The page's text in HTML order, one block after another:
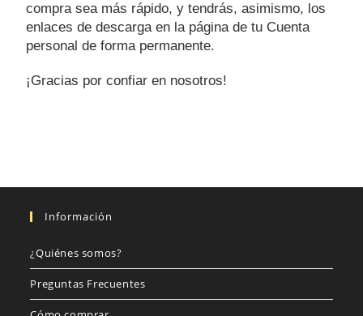
compra sea más rápido, y tendrás, asimismo, los
enlaces de descarga en la página de tu Cuenta
personal de forma permanente.
¡Gracias por confiar en nosotros!
Información
¿Quiénes somos?
Preguntas Frecuentes